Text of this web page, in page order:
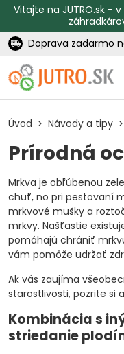
Vitajte na JUTRO.sk -
Doprava zadarmo
Úvod Návody a tipy
Prírodná
Mrkva je obľúbenou
chuť, no pri pestovaní
mrkvové mušky a
mrkvy. Našťastie
pomáhajú chrániť
vám pomôže udržať
Ak vás zaujíma
starostlivosti, pozrite si
Kombinácia s
striedanie